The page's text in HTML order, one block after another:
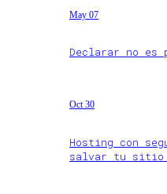
May 07
Declarar no es
Oct 30
Hosting con
salvar tu sitio